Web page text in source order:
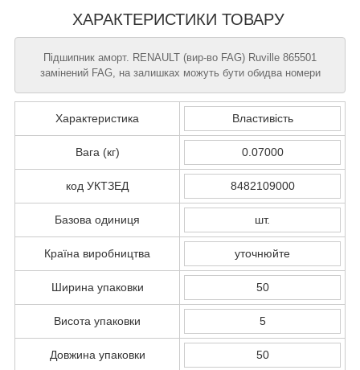
ХАРАКТЕРИСТИКИ ТОВАРУ
Підшипник аморт. RENAULT (вир-во FAG) Ruville 865501
замінений FAG, на залишках можуть бути обидва номери
Характеристика Властивість
Вага (кг) 0.07000
код УКТЗЕД 8482109000
Базова одиниця шт.
Країна виробництва уточнюйте
Ширина упаковки 50
Висота упаковки 5
Довжина упаковки 50